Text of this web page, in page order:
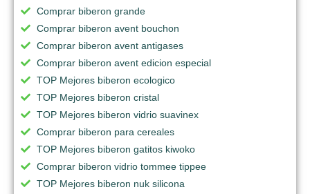
Comprar biberon grande
Comprar biberon avent bouchon
Comprar biberon avent antigases
Comprar biberon avent edicion especial
TOP Mejores biberon ecologico
TOP Mejores biberon cristal
TOP Mejores biberon vidrio suavinex
Comprar biberon para cereales
TOP Mejores biberon gatitos kiwoko
Comprar biberon vidrio tommee tippee
TOP Mejores biberon nuk silicona